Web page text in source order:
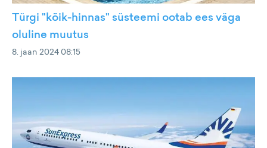
Türgi "kõik-hinnas" süsteemi ootab ees väga
oluline muutus
8. jaan 2024 08:15